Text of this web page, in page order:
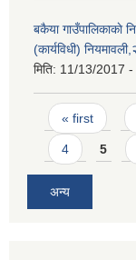
बकैया गाउँपालिकाकाे
(कार्यविधी)
मिति: 11/13/2017 -
Pages
« first
4 5
अन्य